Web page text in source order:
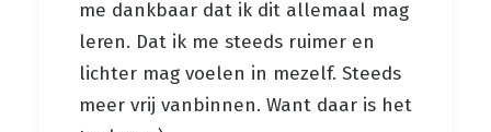
me dankbaar dat ik dit allemaal mag
leren. Dat ik me steeds ruimer en
lichter mag voelen in mezelf. Steeds
meer vrij vanbinnen. Want daar is het